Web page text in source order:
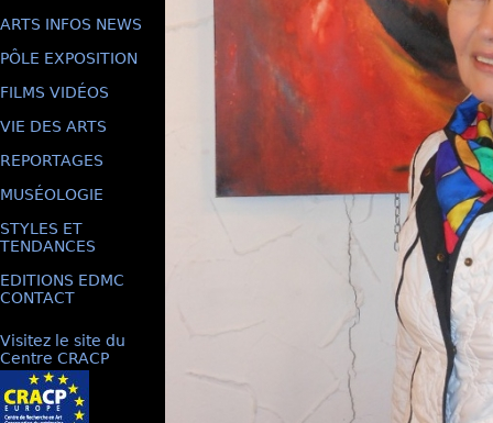
ARTS INFOS NEWS
PÔLE EXPOSITION
FILMS VIDÉOS
VIE DES ARTS
REPORTAGES
MUSÉOLOGIE
STYLES ET
TENDANCES
EDITIONS EDMC
CONTACT
Visitez le site du
Centre CRACP